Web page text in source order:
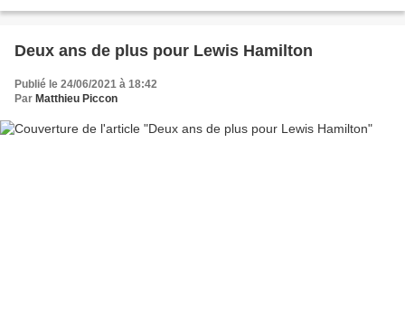
Deux ans de plus pour Lewis Hamilton
Publié le 24/06/2021 à 18:42
Par Matthieu Piccon